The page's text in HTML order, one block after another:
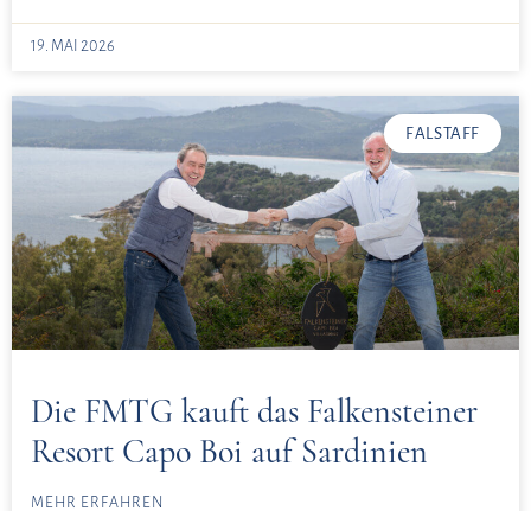
19. MAI 2026
FALSTAFF
Die FMTG kauft das Falkensteiner
Resort Capo Boi auf Sardinien
MEHR ERFAHREN